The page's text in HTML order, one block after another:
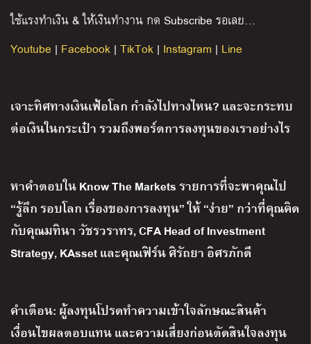
ใช้แรงทำเงิน&ให้เงินทำงาน กด Subscribe รอเลย…
Youtube | Facebook | TikTok | Instagram | Line
เจาะทิศทางเงินเฟ้อโลก กำลังไปทางไหน? และจะกระทบ
ต่อเงินในกระเป๋า รวมถึงพอร์ตการลงทุนของเราอย่างไร
หาคำตอบใน Know The Markets รายการที่จะพาคุณไป
“รู้ลึก รอบโลก เรื่องของการลงทุน” ให้ “ง่าย” กว่าที่คุณคิด
กับคุณมทินา วัชรวราทร, CFA Head of Investment
Strategy, KAsset และคุณเฟิร์น ศิรัถยา อิศรภักดี
คำเตือน: ผู้ลงทุนโปรดทำความเข้าใจลักษณะสินค้า
เงื่อนไขผลตอบแทน และความเสี่ยงก่อนตัดสินใจลงทุน